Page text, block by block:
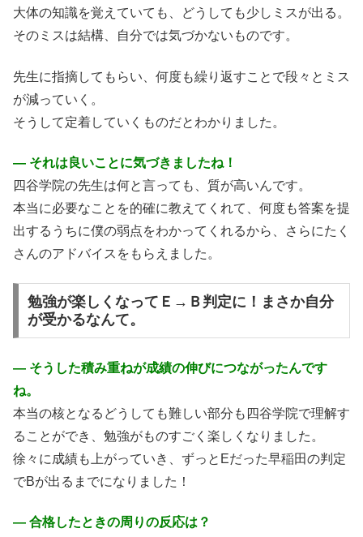
大体の知識を覚えていても、どうしても少しミスが出る。
そのミスは結構、自分では気づかないものです。
先生に指摘してもらい、何度も繰り返すことで段々とミス
が減っていく。
そうして定着していくものだとわかりました。
― それは良いことに気づきましたね！
四谷学院の先生は何と言っても、質が高いんです。
本当に必要なことを的確に教えてくれて、何度も答案を提
出するうちに僕の弱点をわかってくれるから、さらにたく
さんのアドバイスをもらえました。
勉強が楽しくなってＥ→Ｂ判定に！まさか自分
が受かるなんて。
― そうした積み重ねが成績の伸びにつながったんです
ね。
本当の核となるどうしても難しい部分も四谷学院で理解す
ることができ、勉強がものすごく楽しくなりました。
徐々に成績も上がっていき、ずっとEだった早稲田の判定
でBが出るまでになりました！
― 合格したときの周りの反応は？